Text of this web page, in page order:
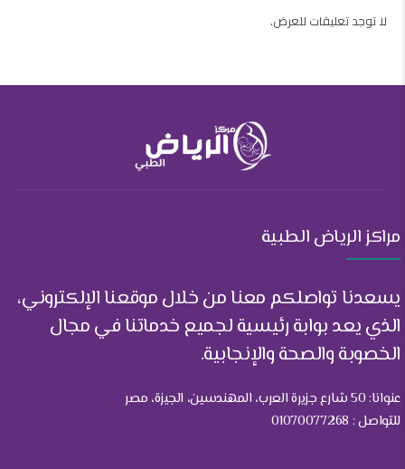
لا توجد تعليقات للعرض.
مراكز الرياض الطبية
يسعدنا تواصلكم معنا من خلال موقعنا الإلكتروني،
الذي يعد بوابة رئيسية لجميع خدماتنا في مجال
الخصوبة والصحة والإنجابية.
عنوانا: 50 شارع جزيرة العرب، المهندسين، الجيزة، مصر
للتواصل : 01070077268